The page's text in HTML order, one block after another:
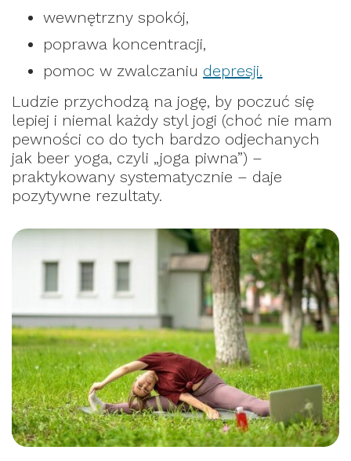
wewnętrzny spokój,
poprawa koncentracji,
pomoc w zwalczaniu depresji.
Ludzie przychodzą na jogę, by poczuć się
lepiej i niemal każdy styl jogi (choć nie mam
pewności co do tych bardzo odjechanych
jak beer yoga, czyli „joga piwna”) –
praktykowany systematycznie – daje
pozytywne rezultaty.